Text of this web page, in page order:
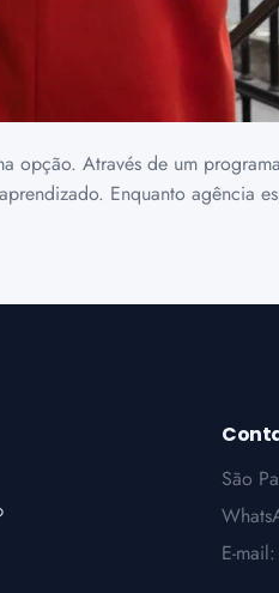
opção. Através de um
Enquanto agência
São
E-mail: